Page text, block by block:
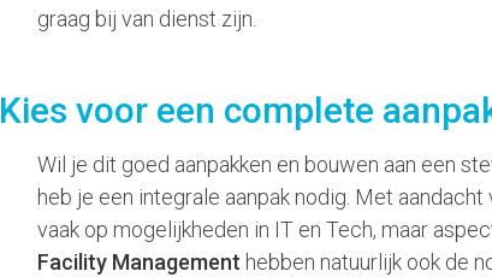
graag bij van dienst zijn.
Kies voor een complete
Wil je dit goed aanpakken en bouwen aan een
heb je een integrale aanpak nodig. Met
vaak op mogelijkheden in IT en Tech, maar
Facility Management hebben natuurlijk ook de